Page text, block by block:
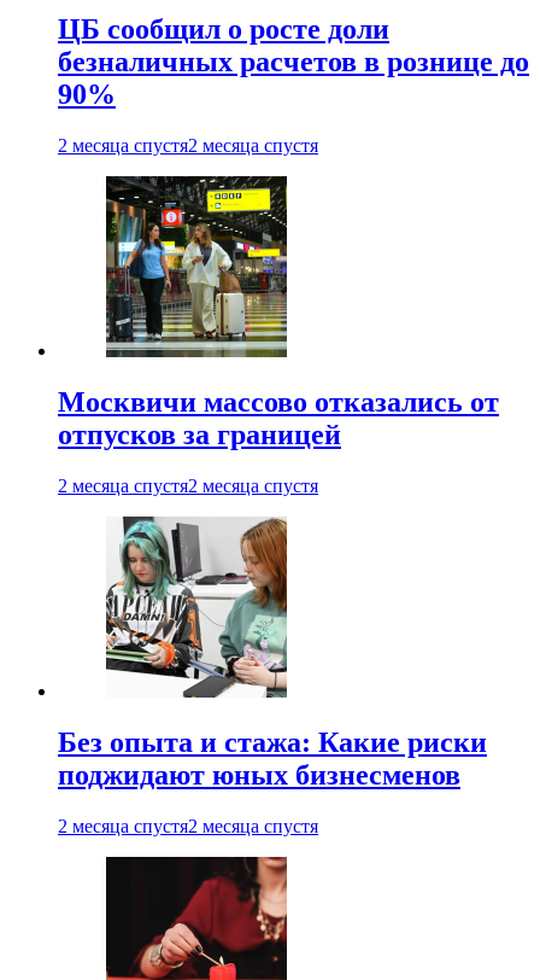
ЦБ сообщил о росте доли
безналичных расчетов в рознице до
90%
2 месяца спустя2 месяца спустя
Москвичи массово отказались от
отпусков за границей
2 месяца спустя2 месяца спустя
Без опыта и стажа: Какие риски
поджидают юных бизнесменов
2 месяца спустя2 месяца спустя